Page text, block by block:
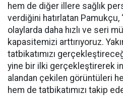
hem de diğer illere sağlık
verdiğini hatırlatan Pamukçu,
olaylarda daha hızlı ve seri
kapasitemizi arttırıyoruz.
tatbikatımızı
yine bir ilki gerçekleştirerek
alandan çekilen görüntüleri
hem de tatbikatımızı takip